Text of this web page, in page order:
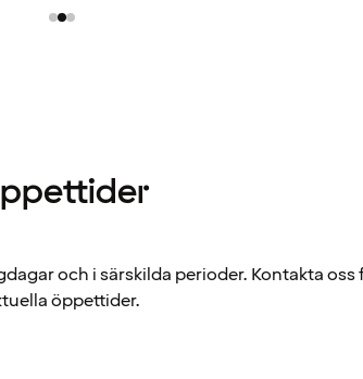
och i särskilda perioder. Kontakta oss
öppettider.